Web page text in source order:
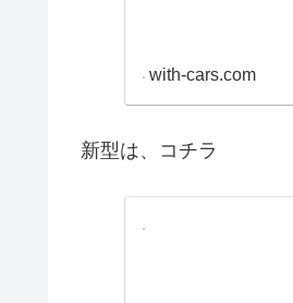
with-cars.com
新型は、コチラ